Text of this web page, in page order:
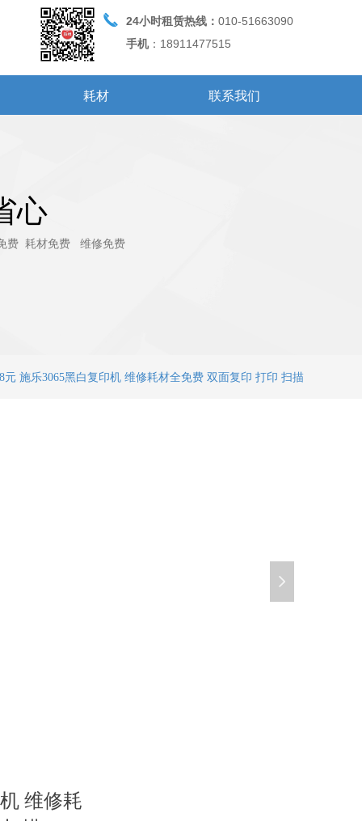
끅 24小时租赁热线： 010-51663090
手机：18911477515
耗材 联系我们
元 施乐3065黑白复印机 维修耗材全免费 双面复印 打印 扫描
넲
维修耗
心
费 耗材免费 维修免费